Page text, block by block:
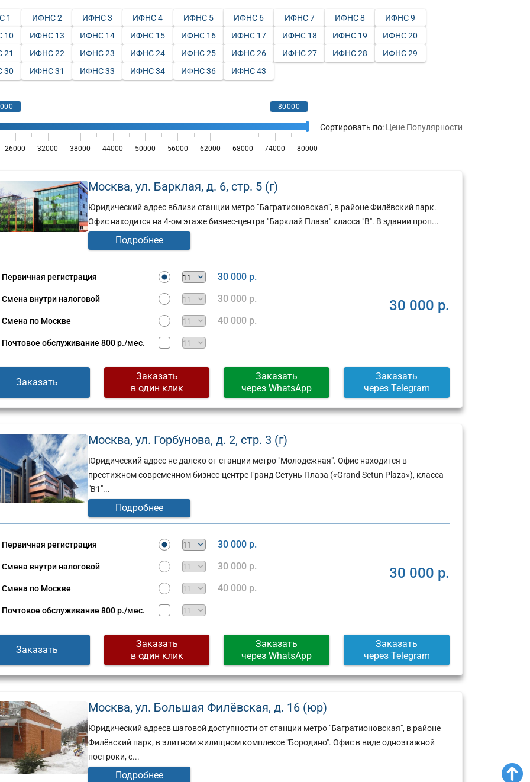
Юридический
Сущевская,
27,
2
6/2
(г)
адрес:
Москва,
12
1 ИФНС 2 ИФНС 3 ИФНС 4 ИФНС 5 ИФНС 6 ИФНС 7 ИФНС 8
ИФНС 9
10
ИФНС 13 ИФНС 14 ИФНС 15 ИФНС 16 ИФНС 17 ИФНС 18 ИФНС 19
ИФНС 20
21
ИФНС 22 ИФНС 23 ИФНС 24 ИФНС 25 ИФНС 26 ИФНС 27 ИФНС 28
ИФНС 29
30
ИФНС 31 ИФНС 33 ИФНС 34 ИФНС 36 ИФНС 43
Сортировать по: Цене Популярности
Москва, ул. Барклая, д. 6, стр. 5 (г)
Юридический адрес вблизи станции метро "Багратионовская", в районе Филёвский парк.
Офис находится на 4-ом этаже бизнес-центра "Барклай Плаза" класса "В". В здании проп...
Подробнее
Первичная регистрация 30 000 р.
Смена внутри налоговой 30 000 р.
Смена по Москве 40 000 р.
Почтовое обслуживание 800 р./мес.
30 000 р.
Заказать
Заказать
в один клик
Заказать
через WhatsApp
Заказать
через Telegram
Москва, ул. Горбунова, д. 2, стр. 3 (г)
Юридический адрес не далеко от станции метро "Молодежная". Офис находится в
престижном современном бизнес-центре Гранд Сетунь Плаза («Grand Setun Plaza»), класса
"В1"...
Подробнее
Первичная регистрация 30 000 р.
Смена внутри налоговой 30 000 р.
Смена по Москве 40 000 р.
Почтовое обслуживание 800 р./мес.
30 000 р.
Заказать
Заказать
в один клик
Заказать
через WhatsApp
Заказать
через Telegram
Москва, ул. Большая Филёвская, д. 16 (юр)
Юридический адресв шаговой доступности от станции метро "Багратионовская", в районе
Филёвский парк, в элитном жилищном комплексе "Бородино". Офис в виде одноэтажной
построки, с...
Подробнее